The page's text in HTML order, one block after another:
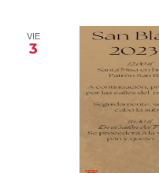
VIE
3